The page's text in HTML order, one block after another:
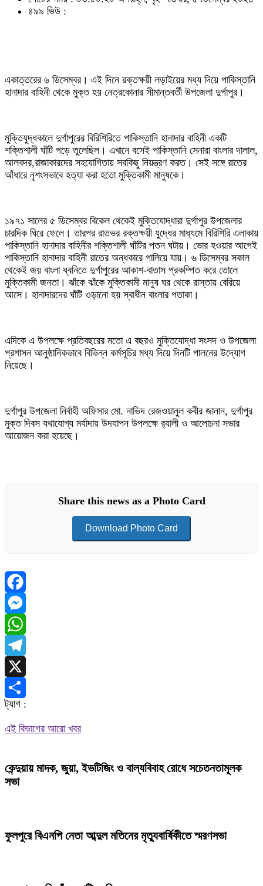
৪৯৯ ভিউ :
একাত্তরের ৬ ডিসেম্বর। এই দিনে রক্তক্ষয়ী লড়াইয়ের মধ্য দিয়ে পাকিস্তানি
হানাদার বাহিনী থেকে মুক্ত হয় নেত্রকোনার সীমান্তবর্তী উপজেলা দুর্গাপুর।
মুক্তিযুদ্ধকালে দুর্গাপুরের বিরিশিরিতে পাকিস্তানি হানাদার বাহিনী একটি
শক্তিশালী ঘাঁটি গড়ে তুলেছিল। এখানে বসেই পাকিস্তানি সেনারা বাংলার দালাল,
আলবদর,রাজাকারদের সহযোগিতায় সবকিছু নিয়ন্ত্রণ করত। সেই সঙ্গে রাতের
আঁধারে নৃশংসভাবে হত্যা করা হতো মুক্তিকামী মানুষকে।
১৯৭১ সালের ৫ ডিসেম্বর বিকেল থেকেই মুক্তিযোদ্ধারা দুর্গাপুর উপজেলার
চারদিক ঘিরে ফেলে। তারপর রাতভর রক্তক্ষয়ী যুদ্ধের মাধ্যমে বিরিশিরি এলাকায়
পাকিস্তানি হানাদার বাহিনীর শক্তিশালী ঘাঁটির পতন ঘটায়। ভোর হওয়ার আগেই
পাকিস্তানি হানাদার বাহিনী রাতের অন্ধকারে পালিয়ে যায়। ৬ ডিসেম্বর সকাল
থেকেই জয় বাংলা ধ্বনিতে দুর্গাপুরের আকাশ-বাতাস প্রকম্পিত করে তোলে
মুক্তিকামী জনতা। ঝাঁকে ঝাঁকে মুক্তিকামী মানুষ ঘর থেকে রাস্তায় বেরিয়ে
আসে। হানাদারদের ঘাঁটি ওড়ানো হয় স্বাধীন বাংলার পতাকা।
এদিকে এ উপলক্ষে প্রতিবছরের মতো এ বছরও মুক্তিযোদ্ধা সংসদ ও উপজেলা
প্রশাসন আনুষ্ঠানিকভাবে বিভিন্ন কর্মসূচির মধ্য দিয়ে দিনটি পালনের উদ্যোগ
নিয়েছে।
দুর্গাপুর উপজেলা নির্বাহী অফিসার মো. নাভিদ রেজওয়ানুল কবীর জানান, দুর্গাপুর
মুক্ত দিবস যথাযোগ্য মর্যাদায় উদযাপন উপলক্ষে র‌্যালী ও আলোচনা সভার
আয়োজন করা হয়েছে।
Share this news as a Photo Card
Download Photo Card
Facebook
Messenger
WhatsApp
Telegram
X
Share
ট্যাগ :
এই বিভাগের আরো খবর
কেন্দুয়ায় মাদক, জুয়া, ইভটিজিং ও বাল্যবিবাহ রোধে সচেতনতামূলক
সভা
ফুলপুরে বিএনপি নেতা আব্দুল মতিনের মৃত্যুবার্ষিকীতে স্মরণসভা